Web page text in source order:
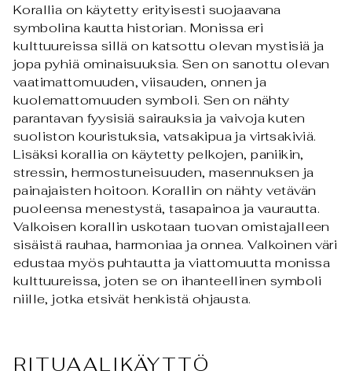
Korallia on käytetty erityisesti suojaavana
symbolina kautta historian. Monissa eri
kulttuureissa sillä on katsottu olevan mystisiä ja
jopa pyhiä ominaisuuksia. Sen on sanottu olevan
vaatimattomuuden, viisauden, onnen ja
kuolemattomuuden symboli. Sen on nähty
parantavan fyysisiä sairauksia ja vaivoja kuten
suoliston kouristuksia, vatsakipua ja virtsakiviä.
Lisäksi korallia on käytetty pelkojen, paniikin,
stressin, hermostuneisuuden, masennuksen ja
painajaisten hoitoon. Korallin on nähty vetävän
puoleensa menestystä, tasapainoa ja vaurautta.
Valkoisen korallin uskotaan tuovan omistajalleen
sisäistä rauhaa, harmoniaa ja onnea. Valkoinen väri
edustaa myös puhtautta ja viattomuutta monissa
kulttuureissa, joten se on ihanteellinen symboli
niille, jotka etsivät henkistä ohjausta.
RITUAALIKÄYTTÖ